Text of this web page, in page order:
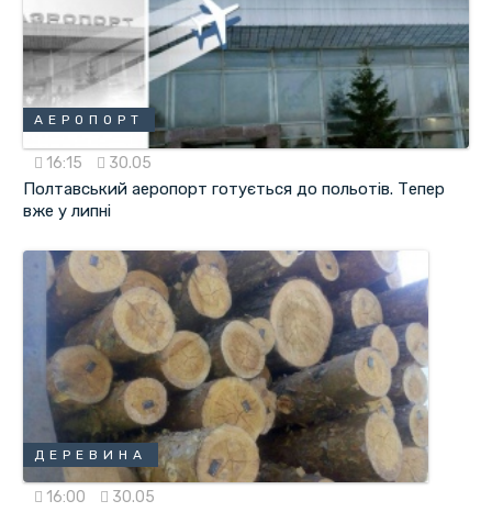
АЕРОПОРТ
16:15 30.05
Полтавський аеропорт готується до польотів. Тепер
вже у липні
ДЕРЕВИНА
16:00 30.05